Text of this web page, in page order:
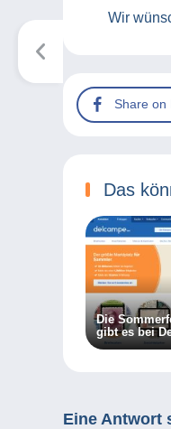
Wir
Share on
Das
Die
gibt es bei
Eine Antwort